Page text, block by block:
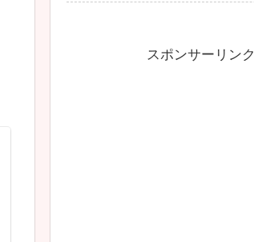
スポンサーリンク